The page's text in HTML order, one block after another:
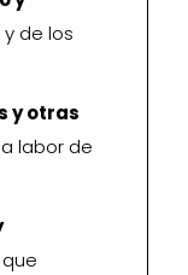
y de los
y otras
labor de
que